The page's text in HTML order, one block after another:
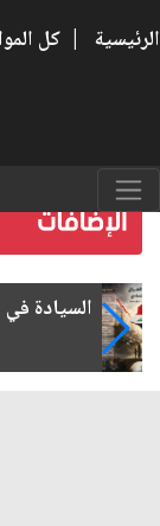
الرئيسية | كل
ما